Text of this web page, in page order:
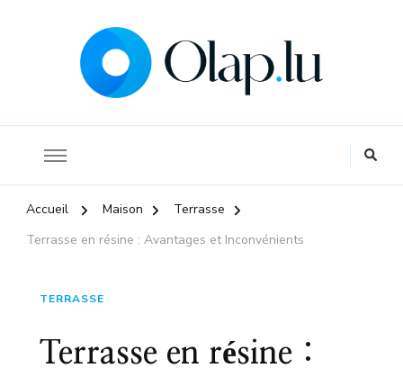
Accueil Maison
Terrasse
Terrasse en résine : Avantages et Inconvénients
TERRASSE
Terrasse en résine :